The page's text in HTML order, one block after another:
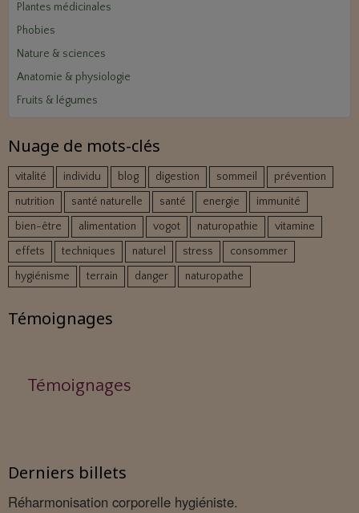
Plantes médicinales
Phobies
Nature & sciences
Anatomie & physiologie
Fruits & légumes
Nuage de mots-clés
vitalité individu blog digestion sommeil
prévention
nutrition
santé naturelle santé energie
immunité
bien-être
alimentation vogot naturopathie
vitamine
effets
techniques naturel stress
consommer
hygiénisme
terrain danger naturopathe
Témoignages
Témoignages
Derniers billets
Réharmonisation corporelle hygiéniste.